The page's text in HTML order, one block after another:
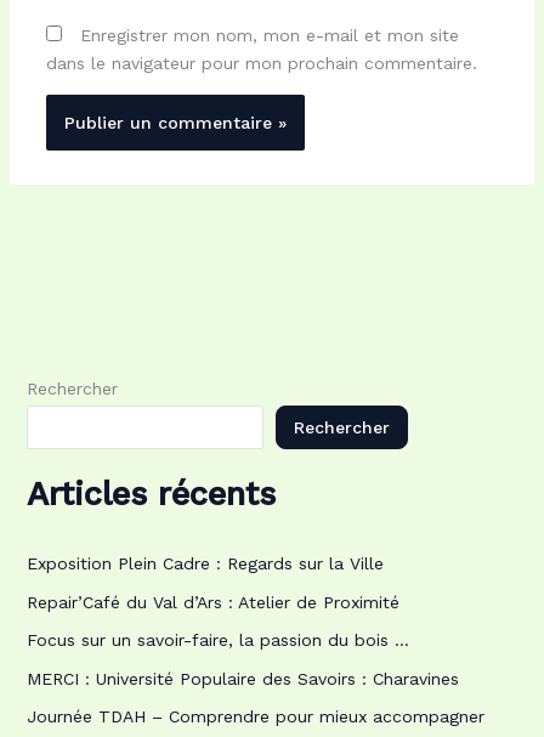
Enregistrer mon nom, mon e-mail et mon site
dans le navigateur pour mon prochain commentaire.
Rechercher
Rechercher
Articles récents
Exposition Plein Cadre : Regards sur la Ville
Repair’Café du Val d’Ars : Atelier de Proximité
Focus sur un savoir-faire, la passion du bois …
MERCI : Université Populaire des Savoirs : Charavines
Journée TDAH – Comprendre pour mieux accompagner